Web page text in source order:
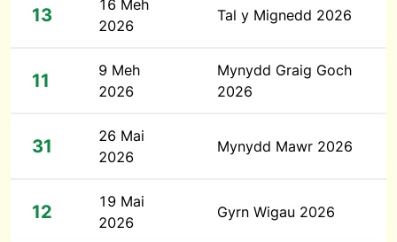
13
16 Meh
2026
Tal y Mignedd 2026
11
9 Meh
2026
Mynydd Graig Goch
2026
31
26 Mai
2026
Mynydd Mawr 2026
12
19 Mai
2026
Gyrn Wigau 2026